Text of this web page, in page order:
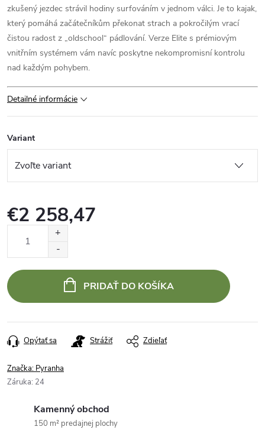
zkušený jezdec strávil hodiny surfováním v jednom válci. Je to kajak,
který pomáhá začátečníkům překonat strach a pokročilým vrací
čistou radost z „oldschool“ pádlování. Verze Elite s prémiovým
vnitřním systémem vám navíc poskytne nekompromisní kontrolu
nad každým pohybem.
Detailné informácie
Variant
€2 258,47
PRIDAŤ DO KOŠÍKA
Opýtať sa Strážiť Zdieľať
Značka: Pyranha
Záruka: 24
Kamenný obchod
150 m² predajnej plochy